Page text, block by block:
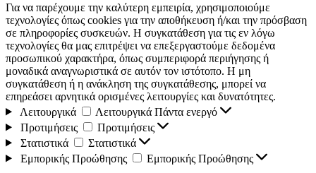
Για να παρέχουμε την καλύτερη εμπειρία, χρησιμοποιούμε
τεχνολογίες όπως cookies για την αποθήκευση ή/και την πρόσβαση
σε πληροφορίες συσκευών. Η συγκατάθεση για τις εν λόγω
τεχνολογίες θα μας επιτρέψει να επεξεργαστούμε δεδομένα
προσωπικού χαρακτήρα, όπως συμπεριφορά περιήγησης ή
μοναδικά αναγνωριστικά σε αυτόν τον ιστότοπο. Η μη
συγκατάθεση ή η ανάκληση της συγκατάθεσης, μπορεί να
επηρεάσει αρνητικά ορισμένες λειτουργίες και δυνατότητες.
Λειτουργικά
Λειτουργικά Πάντα ενεργό
Προτιμήσεις
Προτιμήσεις
Στατιστικά
Στατιστικά
Εμπορικής Προώθησης
Εμπορικής Προώθησης